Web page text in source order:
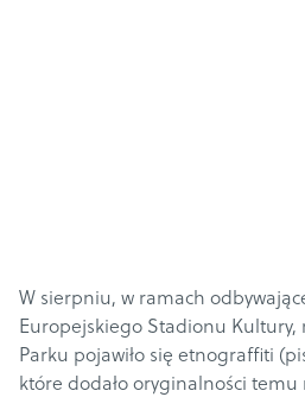
W sierpniu, w ramach
Europejskiego Stadionu Kultury,
Parku pojawiło się etnograffiti
które dodało oryginalności temu